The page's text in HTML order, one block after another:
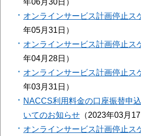
オンラインサービス計画停止ス
年05月31日
オンラインサービス計画停止ス
年04月28日
オンラインサービス計画停止ス
年03月31日
NACCS利用料金の口座振替申
いてのお知らせ
2023年03月
オンラインサービス計画停止ス